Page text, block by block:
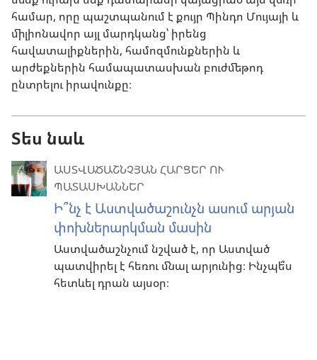
համար, որը պաշտպանում է քույր Պինդո Մույայի և
միլիոնավոր այլ մարդկանց՝ իրենց
հավատալիքներին, համոզմունքներին և
արժեքներին համապատասխան բուժմեթոդ
ընտրելու իրավունքը։
Տես նաև
ԱՍՏՎԱԾԱՇՆՉՅԱՆ ՀԱՐՑԵՐ ՈՒ
ՊԱՏԱՍԽԱՆՆԵՐ
Ի՞նչ է Աստվածաշունչն ասում արյան
փոխներարկման մասին
Աստվածաշնչում նշված է, որ Աստված
պատվիրել է հեռու մնալ արյունից։ Ինչպե՞ս
հետևել դրան այսօր։